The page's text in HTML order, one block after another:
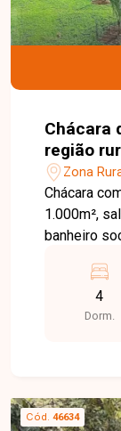
pronta para
completos.
para
Chácara
região
Zona
Chácara
1.000m²,
banheiro
poço
casa
lazer com
4
Dorm.
Cód. 46634